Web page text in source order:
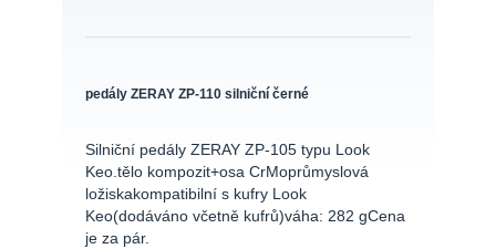
pedály ZERAY ZP-110 silniční černé
Silniční pedály ZERAY ZP-105 typu Look
Keo.tělo kompozit+osa CrMoprůmyslová
ložiskakompatibilní s kufry Look
Keo(dodáváno včetně kufrů)váha: 282 gCena
je za pár.